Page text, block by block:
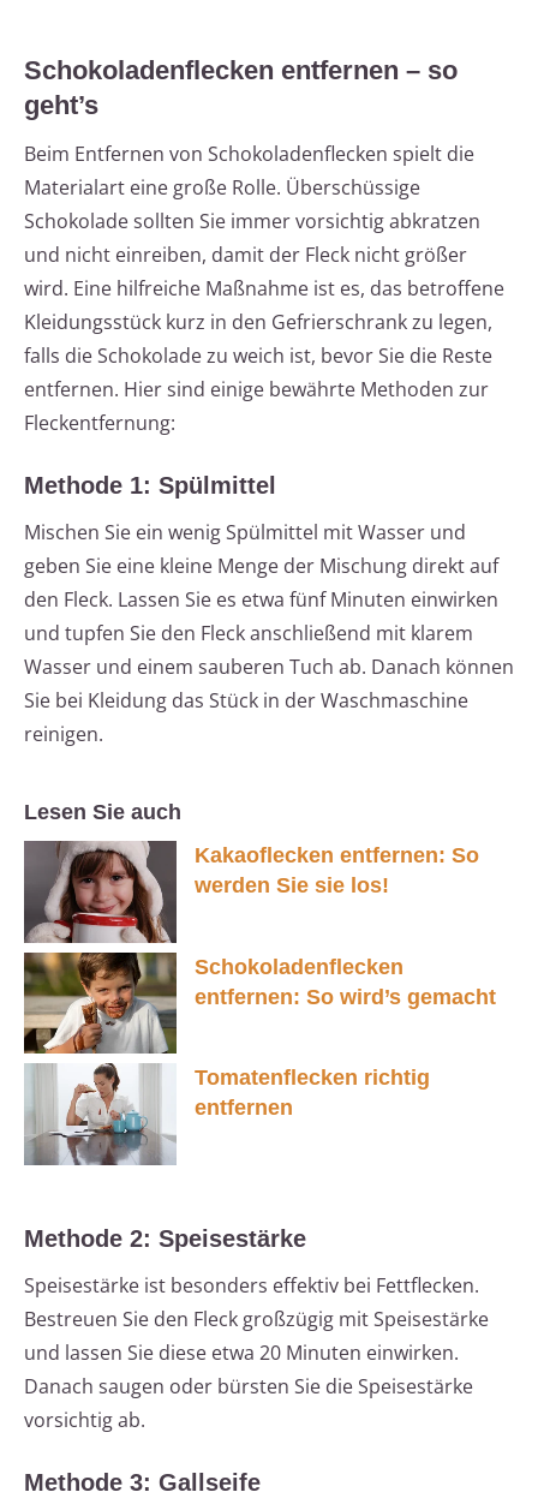
Schokoladenflecken entfernen – so
geht’s
Beim Entfernen von Schokoladenflecken spielt die
Materialart eine große Rolle. Überschüssige
Schokolade sollten Sie immer vorsichtig abkratzen
und nicht einreiben, damit der Fleck nicht größer
wird. Eine hilfreiche Maßnahme ist es, das betroffene
Kleidungsstück kurz in den Gefrierschrank zu legen,
falls die Schokolade zu weich ist, bevor Sie die Reste
entfernen. Hier sind einige bewährte Methoden zur
Fleckentfernung:
Methode 1: Spülmittel
Mischen Sie ein wenig Spülmittel mit Wasser und
geben Sie eine kleine Menge der Mischung direkt auf
den Fleck. Lassen Sie es etwa fünf Minuten einwirken
und tupfen Sie den Fleck anschließend mit klarem
Wasser und einem sauberen Tuch ab. Danach können
Sie bei Kleidung das Stück in der Waschmaschine
reinigen.
Lesen Sie auch
Kakaoflecken entfernen: So
werden Sie sie los!
Schokoladenflecken
entfernen: So wird’s gemacht
Tomatenflecken richtig
entfernen
Methode 2: Speisestärke
Speisestärke ist besonders effektiv bei Fettflecken.
Bestreuen Sie den Fleck großzügig mit Speisestärke
und lassen Sie diese etwa 20 Minuten einwirken.
Danach saugen oder bürsten Sie die Speisestärke
vorsichtig ab.
Methode 3: Gallseife